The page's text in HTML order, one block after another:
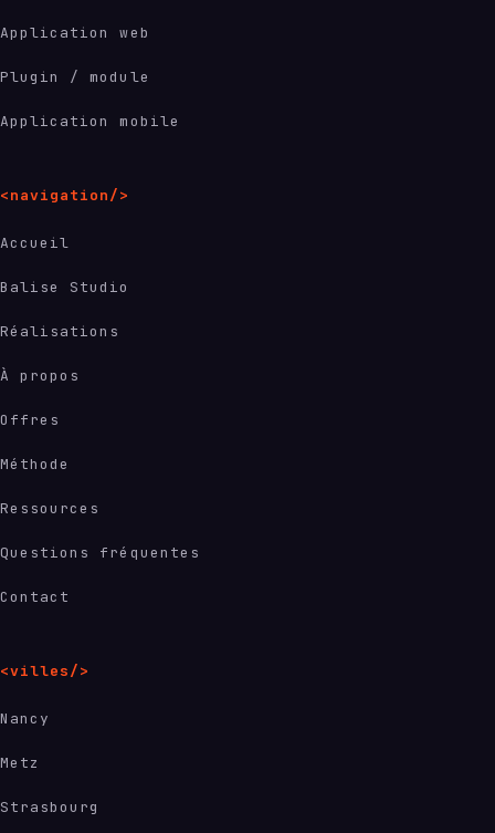
Application web
Plugin / module
Application mobile
<navigation/>
Accueil
Balise Studio
Réalisations
À propos
Offres
Méthode
Ressources
Questions fréquentes
Contact
<villes/>
Nancy
Metz
Strasbourg